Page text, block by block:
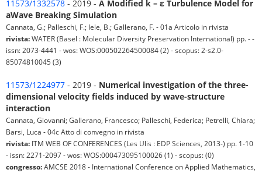
11573/1332578 - 2019 - A Modified k – ε Turbulence Model for
aWave Breaking Simulation
Cannata, G.; Palleschi, F.; Iele, B.; Gallerano, F. - 01a Articolo in rivista
rivista:WATER (Basel : Molecular Diversity Preservation International) pp. - -
issn: 2073-4441 - wos: WOS:000502264500084 (2) - scopus: 2-s2.0-
85074810045 (3)
11573/1224977 - 2019 - Numerical investigation of the three-
dimensional velocity fields induced by wave-structure
interaction
Cannata, Giovanni; Gallerano, Francesco; Palleschi, Federica; Petrelli, Chiara;
Barsi, Luca - 04c Atto di convegno in rivista
rivista: ITM WEB OF CONFERENCES (Les Ulis : EDP Sciences, 2013-) pp. 1-10
- issn: 2271-2097 - wos: WOS:000473095100026 (1) - scopus: (0)
congresso:AMCSE 2018 - International Conference on Applied Mathematics,